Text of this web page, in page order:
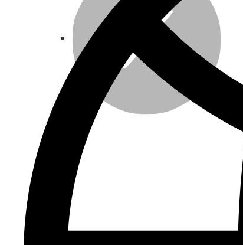
LinkedIn